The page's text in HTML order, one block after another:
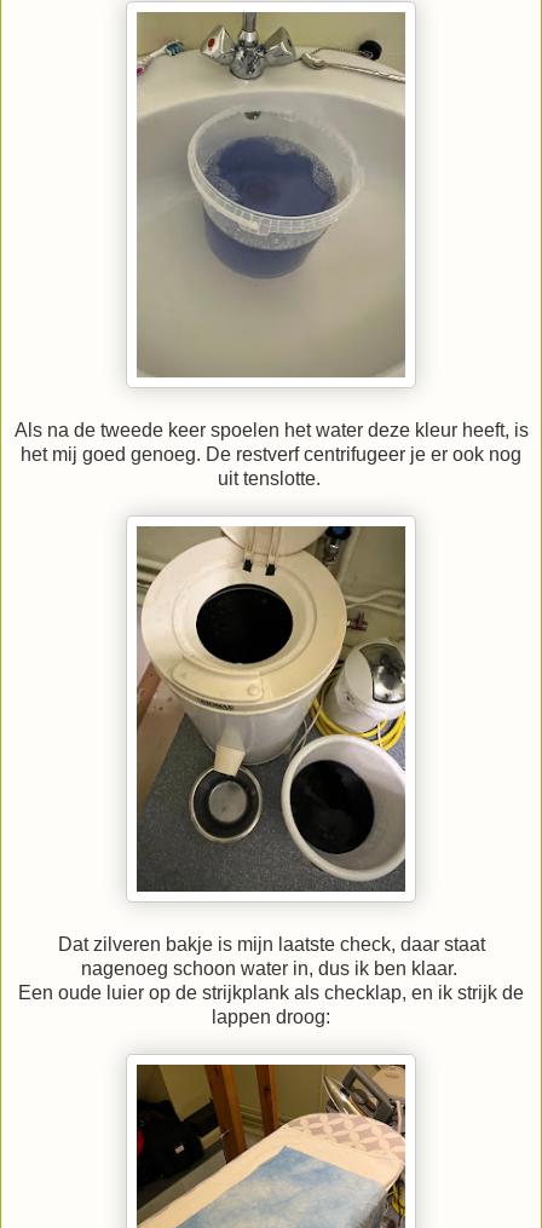
Als na de tweede keer spoelen het water deze kleur heeft, is
het mij goed genoeg. De restverf centrifugeer je er ook nog
uit tenslotte.
Dat zilveren bakje is mijn laatste check, daar staat
nagenoeg schoon water in, dus ik ben klaar.
Een oude luier op de strijkplank als checklap, en ik strijk de
lappen droog: